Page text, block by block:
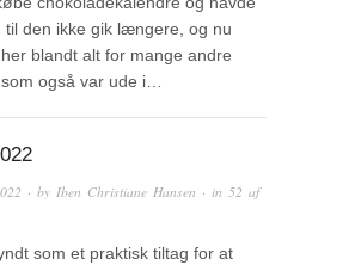
til den ikke gik længere, og nu
blandt alt for mange andre
også var ude i…
· by Iben Christiane Hansen · in 52 af
som et praktisk tiltag for at